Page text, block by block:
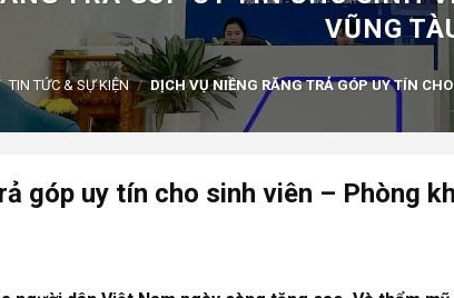
VŨNG
TIN TỨC & SỰ KIỆN / DỊCH VỤ NIỀNG RĂNG TRẢ GÓP UY TÍN
góp uy tín cho sinh viên – Phòng